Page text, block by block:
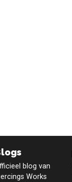
blog van
Works